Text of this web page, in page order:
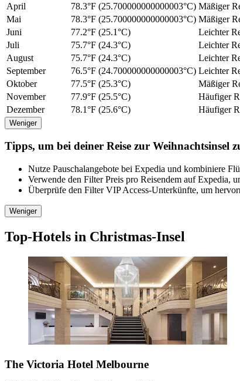
April
78.3°F (25.700000000000003°C) Mäßiger
Mai
78.3°F (25.700000000000003°C) Mäßiger
Juni
77.2°F (25.1°C) Leichter
Juli
75.7°F (24.3°C) Leichter
August
75.7°F (24.3°C) Leichter
September
76.5°F (24.700000000000003°C) Leichter
Oktober
77.5°F (25.3°C) Mäßiger
November
77.9°F (25.5°C) Häufiger
Dezember
78.1°F (25.6°C) Häufiger
Weniger
Tipps, um bei deiner Reise zur Weihnachtsinsel
Nutze Pauschalangebote bei Expedia und kombiniere
Verwende den Filter Preis pro Reisendem auf Expedia,
Überprüfe den Filter VIP Access-Unterkünfte, um
Weniger
Top-Hotels in Christmas-Insel
The Victoria Hotel Melbourne